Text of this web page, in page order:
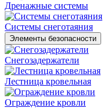
Дренажные системы
Системы снеготаяния
Элементы безопасности
Снегозадержатели
Лестница кровельная
Ограждение кровли